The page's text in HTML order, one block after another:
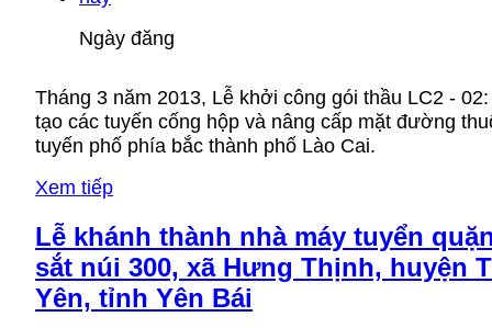
Ngày đăng
Tháng 3 năm 2013, Lễ khởi công gói thầu LC2 -
tạo các tuyến cống hộp và nâng cấp mặt đường
tuyến phố phía bắc thành phố Lào Cai.
Xem tiếp
Lễ khánh thành nhà máy tuyển
sắt núi 300, xã Hưng Thịnh, huyện
Yên, tỉnh Yên Bái